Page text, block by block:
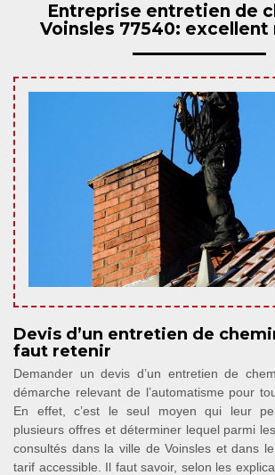
Entreprise entretien de
Voinsles 77540: excellent
Devis d’un entretien de
faut retenir
Demander un devis d’un entretien de
démarche relevant de l’automatisme pour
En effet, c’est le seul moyen qui leur
plusieurs offres et déterminer lequel parmi
consultés dans la ville de Voinsles et dans
tarif accessible. Il faut savoir, selon les